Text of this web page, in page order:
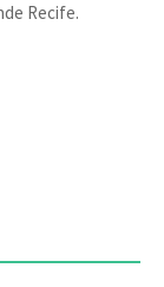
Recife.